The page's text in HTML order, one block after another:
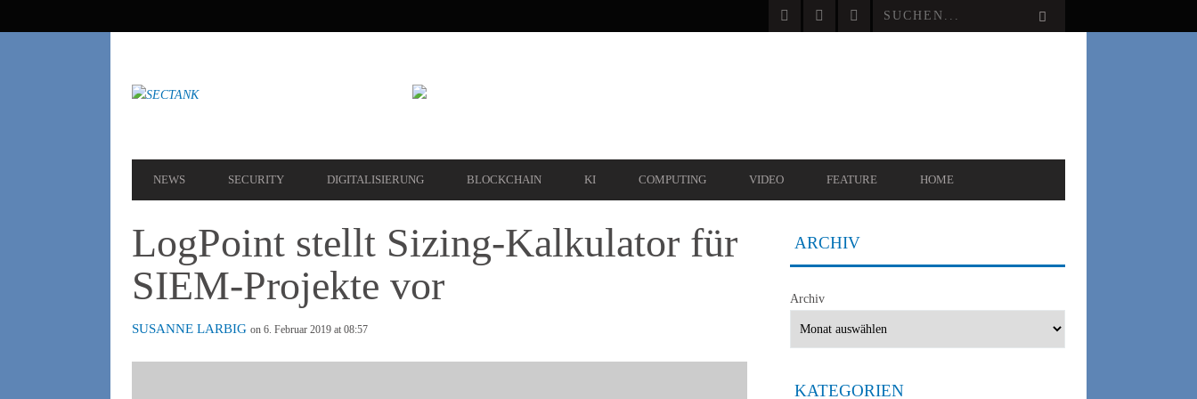
NAVIGATION
NAVIGATION
NEWS SECURITY DIGITALISIERUNG BLOCKCHAIN KI COMPUTING VIDEO FEATURE HOME
LogPoint stellt Sizing-Kalkulator für
SIEM-Projekte vor
SUSANNE LARBIG on 6. Februar 2019 at 08:57
ARCHIV
Archiv
KATEGORIEN